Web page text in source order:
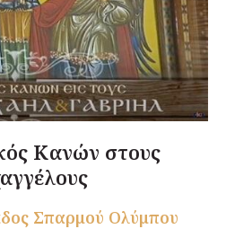
Κανών στους
Σπαρμού Ολύμπου